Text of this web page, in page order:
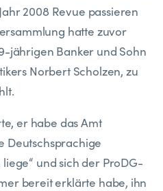
2008 Revue passieren
hatte zuvor
jährigen Banker und Sohn
Norbert Scholzen, zu
er habe das Amt
Deutschsprachige
und sich der ProDG-
bereit erklärte habe, ihn